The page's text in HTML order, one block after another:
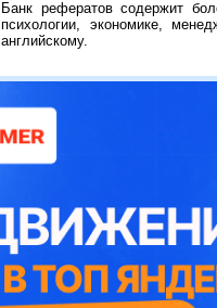
Банк рефератов содержит
психологии, экономике,
английскому.